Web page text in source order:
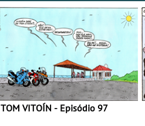
TOM VITOÍN - Episódio 97